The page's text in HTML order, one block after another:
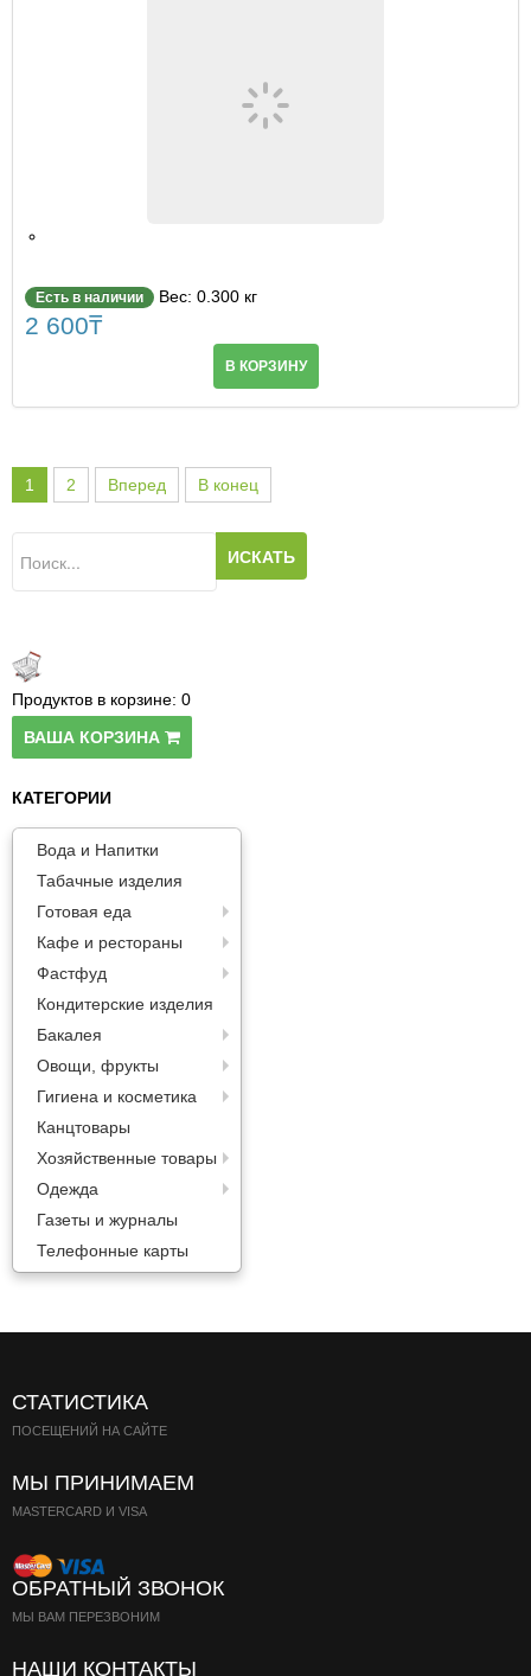
Есть в наличии Вес: 0.300 кг
2 600₸
В КОРЗИНУ
1 2 Вперед В конец
Продуктов в корзине: 0
ВАША КОРЗИНА
КАТЕГОРИИ
Вода и Напитки
Табачные изделия
Готовая еда
Кафе и рестораны
Фастфуд
Кондитерские изделия
Бакалея
Овощи, фрукты
Гигиена и косметика
Канцтовары
Хозяйственные товары
Одежда
Газеты и журналы
Телефонные карты
СТАТИСТИКА
ПОСЕЩЕНИЙ НА САЙТЕ
МЫ ПРИНИМАЕМ
MASTERCARD И VISA
ОБРАТНЫЙ ЗВОНОК
МЫ ВАМ ПЕРЕЗВОНИМ
НАШИ КОНТАКТЫ